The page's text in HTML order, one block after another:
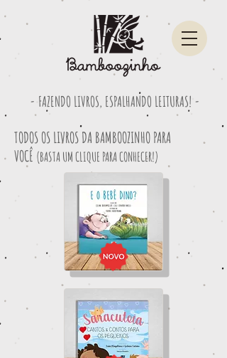
- FAZENDO LIVROS, ESPALHANDO LEITURAS! -
TODOS OS LIVROS DA BAMBOOZINHO PARA
VOCÊ (BASTA UM CLIQUE PARA CONHECER!)